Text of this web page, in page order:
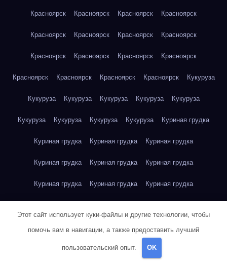
Красноярск Красноярск Красноярск Красноярск
Красноярск Красноярск Красноярск Красноярск
Красноярск Красноярск Красноярск Красноярск
Красноярск Красноярск Красноярск Красноярск Кукуруза
Кукуруза Кукуруза Кукуруза Кукуруза Кукуруза
Кукуруза Кукуруза Кукуруза Кукуруза Куриная грудка
Куриная грудка Куриная грудка Куриная грудка
Куриная грудка Куриная грудка Куриная грудка
Куриная грудка Куриная грудка Куриная грудка
Куриное яйцо
Куриное яйцо Куриное яйцо Куриное яйцо
Этот сайт использует куки-файлы и другие технологии, чтобы
помочь вам в навигации, а также предоставить лучший
пользовательский опыт. OK